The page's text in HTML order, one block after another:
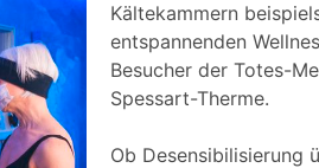
Kältekammern
entspannenden
Besucher der Totes-
Spessart-Therme.
Ob Desensibilisierung